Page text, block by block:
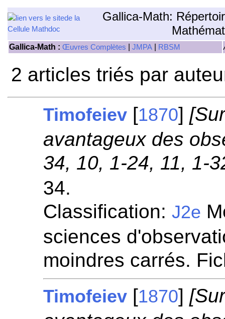
Gallica-Math:
Gallica-Math : Œuvres Complètes JMPA RBSM
2 articles triés par
Timofeiev [1870]
avantageux des
34, 10, 1-24, 11, 1-
34.
Classification:J2e
sciences
moindres carrés.
Timofeiev [1870]